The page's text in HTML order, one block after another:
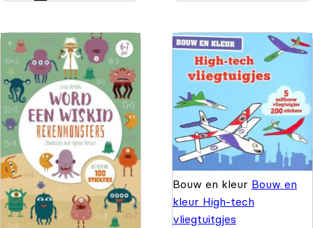
Bouw en kleur Bouw en
kleur High-tech
vliegtuitgjes